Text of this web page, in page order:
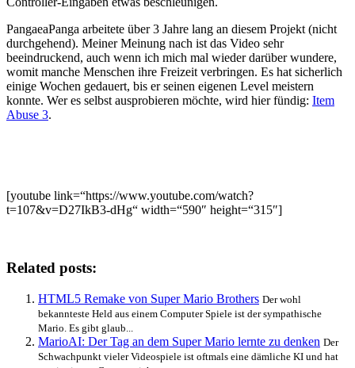
PangaeaPanga arbeitete über 3 Jahre lang an diesem Projekt (nicht
durchgehend). Meiner Meinung nach ist das Video sehr
beeindruckend, auch wenn ich mich mal wieder darüber wundere,
womit manche Menschen ihre Freizeit verbringen. Es hat sicherlich
einige Wochen gedauert, bis er seinen eigenen Level meistern
konnte. Wer es selbst ausprobieren möchte, wird hier fündig: Item
Abuse 3.
[youtube link=“https://www.youtube.com/watch?
t=107&v=D27IkB3-dHg“ width=“590″ height=“315″]
Related posts:
HTML5 Remake von Super Mario Brothers Der wohl
bekannteste Held aus einem Computer Spiele ist der sympathische
Mario. Es gibt glaub...
MarioAI: Der Tag an dem Super Mario lernte zu denken Der
Schwachpunkt vieler Videospiele ist oftmals eine dämliche KI und hat